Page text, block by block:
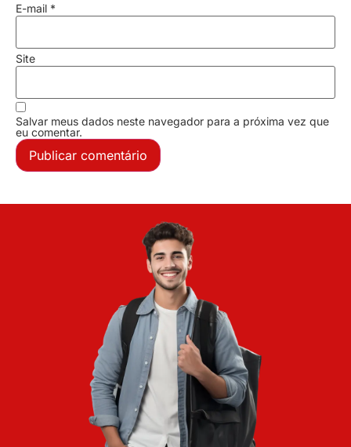
E-mail *
Site
Salvar meus dados neste navegador para a próxima vez que
eu comentar.